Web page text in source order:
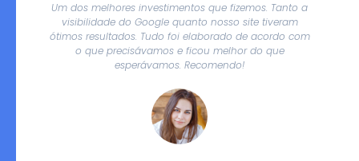
Um dos melhores investimentos que fizemos. Tanto a
visibilidade do Google quanto nosso site tiveram
ótimos resultados. Tudo foi elaborado de acordo com
o que precisávamos e ficou melhor do que
esperávamos. Recomendo!